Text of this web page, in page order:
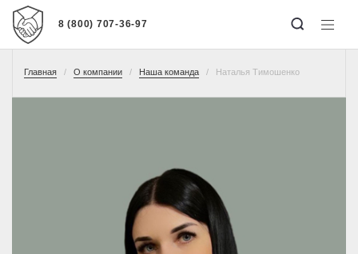
8 (800) 707-36-97
Главная О компании Наша команда Наталья Тимошенко